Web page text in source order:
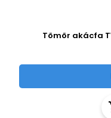
Tömör akácfa